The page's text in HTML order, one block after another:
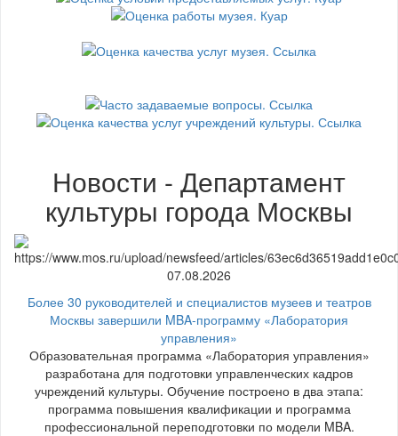
Новости - Департамент
культуры города Москвы
07.08.2026
Более 30 руководителей и специалистов музеев и театров
Москвы завершили MBA-программу «Лаборатория
управления»
Образовательная программа «Лаборатория управления»
разработана для подготовки управленческих кадров
учреждений культуры. Обучение построено в два этапа:
программа повышения квалификации и программа
профессиональной переподготовки по модели MBA.